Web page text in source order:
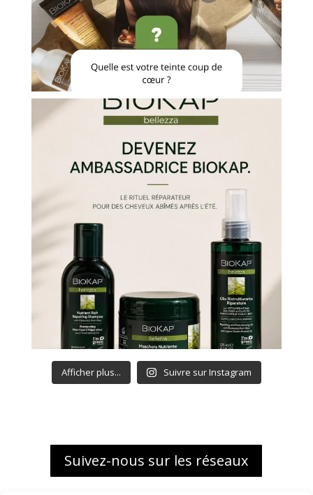
Afficher plus... Suivre sur Instagram
Suivez-nous sur les réseaux